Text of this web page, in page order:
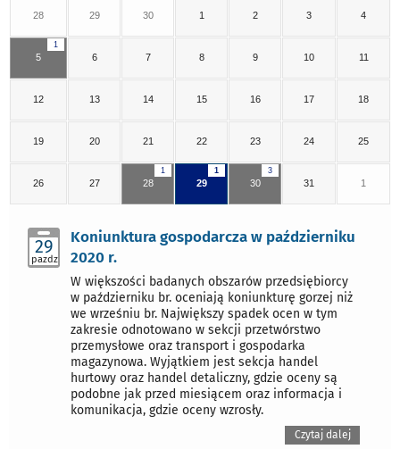
28 29 30 1 2 3 4
1
5 6 7 8 9 10 11
12 13 14 15 16 17 18
19 20 21 22 23 24 25
26 27
1
28
1
29
3
30 31 1
29
pazdz
Koniunktura gospodarcza w październiku
2020 r.
W większości badanych obszarów przedsiębiorcy
w październiku br. oceniają koniunkturę gorzej niż
we wrześniu br. Największy spadek ocen w tym
zakresie odnotowano w sekcji przetwórstwo
przemysłowe oraz transport i gospodarka
magazynowa. Wyjątkiem jest sekcja handel
hurtowy oraz handel detaliczny, gdzie oceny są
podobne jak przed miesiącem oraz informacja i
komunikacja, gdzie oceny wzrosły.
Czytaj dalej